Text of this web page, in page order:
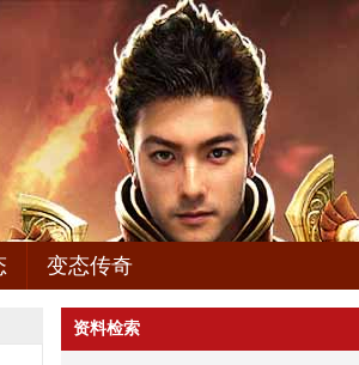
变态传奇
资料检索